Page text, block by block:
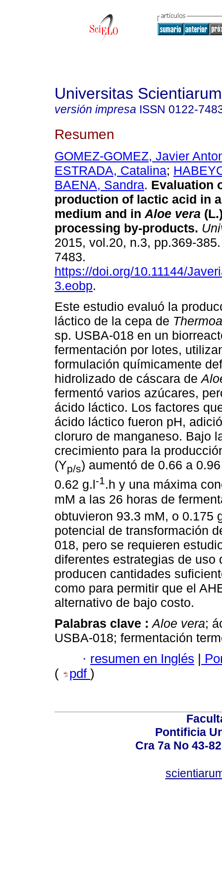
Universitas Scientiarum
versión impresa ISSN 0122-
Resumen
GOMEZ-GOMEZ, Javier
ESTRADA, Catalina;
BAENA, Sandra. Evaluation
production of lactic acid in
medium and in Aloe vera
processing by-products.
2015, vol.20, n.3, pp.369-
7483.
https://doi.org/10.11144/
3.eobp.
Este estudio evaluó la
láctico de la cepa de
sp. USBA-018 en un
fermentación por lotes,
formulación químicamente
hidrolizado de cáscara de
fermentó varios azúcares,
ácido láctico. Los factores
ácido láctico fueron pH,
cloruro de manganeso. Bajo
crecimiento para la
(Yp/s) aumentó de 0.66 a
0.62 g.l-1.h y una máxima
mM a las 26 horas de
obtuvieron 93.3 mM, o 0.175
potencial de transformación
018, pero se requieren
diferentes estrategias de uso
producen cantidades
como para permitir que el
alternativo de bajo costo.
Palabras clave :Aloe vera;
USBA-018; fermentación
· resumen en Inglés
(
pdf )
Pontificia
Cra 7a No 43-